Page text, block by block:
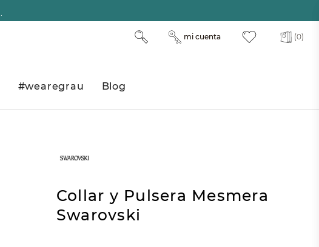
(0)
mi cuenta
#wearegrau Blog
Collar y Pulsera Mesmera
Swarovski